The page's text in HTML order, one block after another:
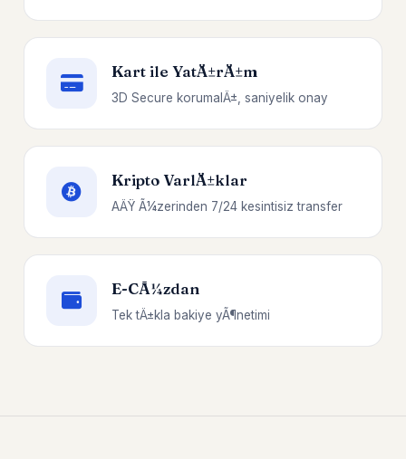
Kart ile YatÄ±rÄ±m
3D Secure korumalÄ±, saniyelik onay
Kripto VarlÄ±klar
AÄŸ Ã¼zerinden 7/24 kesintisiz transfer
E-CÃ¼zdan
Tek tÄ±kla bakiye yÃ¶netimi